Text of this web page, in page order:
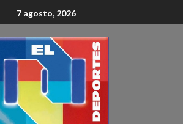
7 agosto, 2026